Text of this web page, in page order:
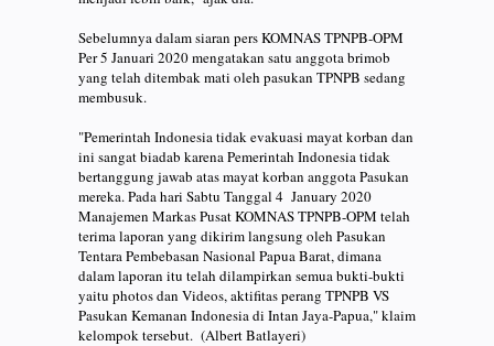
Sebelumnya dalam siaran pers KOMNAS TPNPB-OPM
Per 5 Januari 2020 mengatakan satu anggota brimob
yang telah ditembak mati oleh pasukan TPNPB sedang
membusuk.
"Pemerintah Indonesia tidak evakuasi mayat korban dan
ini sangat biadab karena Pemerintah Indonesia tidak
bertanggung jawab atas mayat korban anggota Pasukan
mereka. Pada hari Sabtu Tanggal 4 January 2020
Manajemen Markas Pusat KOMNAS TPNPB-OPM telah
terima laporan yang dikirim langsung oleh Pasukan
Tentara Pembebasan Nasional Papua Barat, dimana
dalam laporan itu telah dilampirkan semua bukti-bukti
yaitu photos dan Videos, aktifitas perang TPNPB VS
Pasukan Kemanan Indonesia di Intan Jaya-Papua," klaim
kelompok tersebut. (Albert Batlayeri)